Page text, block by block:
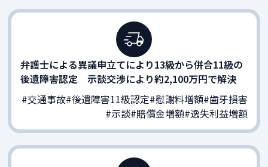
弁護士による異議申立てにより13級から併合11級の
後遺障害認定 示談交渉により約2,100万円で解決
#交通事故#後遺障害11級認定#慰謝料増額#歯牙損害
#示談#賠償金増額#逸失利益増額